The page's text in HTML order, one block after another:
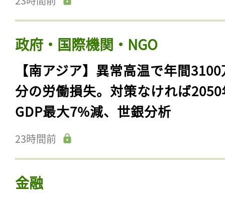
政府・国際機関・NGO
【南アジア】異常高温で年間
分の労働損失。対策なければ
GDP最大7%減、世銀分析
23時間前
金融